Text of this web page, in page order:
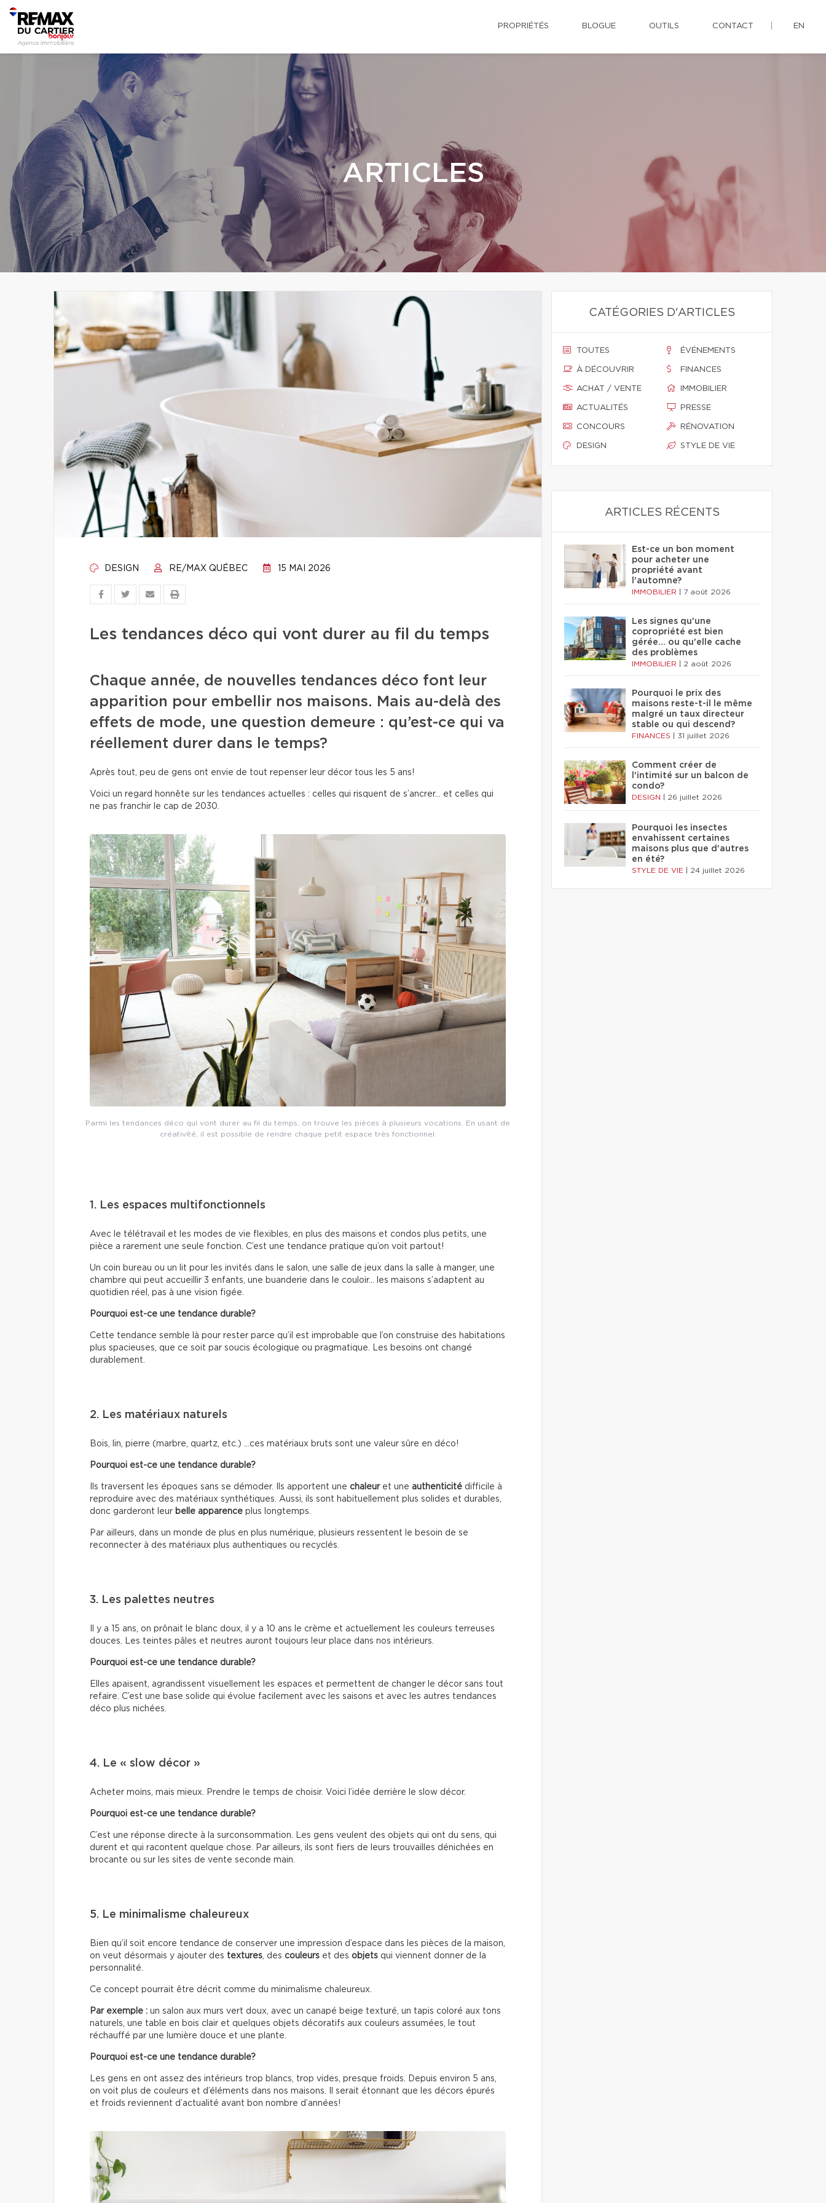
PROPRIÉTÉS BLOGUE OUTILS CONTACT EN
ARTICLES
DESIGN RE/MAX QUÉBEC 15 MAI 2026
Les tendances déco qui vont durer au fil du temps
Chaque année, de nouvelles tendances déco font leur
apparition pour embellir nos maisons. Mais au-delà des
effets de mode, une question demeure : qu’est-ce qui va
réellement durer dans le temps?
Après tout, peu de gens ont envie de tout repenser leur décor tous les 5 ans!
Voici un regard honnête sur les tendances actuelles : celles qui risquent de s’ancrer… et celles qui
ne pas franchir le cap de 2030.
Parmi les tendances déco qui vont durer au fil du temps, on trouve les pièces à plusieurs vocations. En usant de
créativité, il est possible de rendre chaque petit espace très fonctionnel.
1. Les espaces multifonctionnels
Avec le télétravail et les modes de vie flexibles, en plus des maisons et condos plus petits, une
pièce a rarement une seule fonction. C’est une tendance pratique qu’on voit partout!
Un coin bureau ou un lit pour les invités dans le salon, une salle de jeux dans la salle à manger, une
chambre qui peut accueillir 3 enfants, une buanderie dans le couloir… les maisons s’adaptent au
quotidien réel, pas à une vision figée.
Pourquoi est-ce une tendance durable?
Cette tendance semble là pour rester parce qu’il est improbable que l’on construise des habitations
plus spacieuses, que ce soit par soucis écologique ou pragmatique. Les besoins ont changé
durablement.
2. Les matériaux naturels
Bois, lin, pierre (marbre, quartz, etc.) …ces matériaux bruts sont une valeur sûre en déco!
Pourquoi est-ce une tendance durable?
Ils traversent les époques sans se démoder. Ils apportent une chaleuret une authenticité difficile à
reproduire avec des matériaux synthétiques. Aussi, ils sont habituellement plus solides et durables,
donc garderont leur belle apparence plus longtemps.
Par ailleurs, dans un monde de plus en plus numérique, plusieurs ressentent le besoin de se
reconnecter à des matériaux plus authentiques ou recyclés.
3. Les palettes neutres
Il y a 15 ans, on prônait le blanc doux, il y a 10 ans le crème et actuellement les couleurs terreuses
douces. Les teintes pâles et neutres auront toujours leur place dans nos intérieurs.
Pourquoi est-ce une tendance durable?
Elles apaisent, agrandissent visuellement les espaces et permettent de changer le décor sans tout
refaire. C’est une base solide qui évolue facilement avec les saisons et avec les autres tendances
déco plus nichées.
4. Le « slow décor »
Acheter moins, mais mieux. Prendre le temps de choisir. Voici l’idée derrière le slow décor.
Pourquoi est-ce une tendance durable?
C’est une réponse directe à la surconsommation. Les gens veulent des objets qui ont du sens, qui
durent et qui racontent quelque chose. Par ailleurs, ils sont fiers de leurs trouvailles dénichées en
brocante ou sur les sites de vente seconde main.
5. Le minimalisme chaleureux
Bien qu’il soit encore tendance de conserver une impression d’espace dans les pièces de la maison,
on veut désormais y ajouter des textures , des couleurs et des objets qui viennent donner de la
personnalité.
Ce concept pourrait être décrit comme du minimalisme chaleureux.
Par exemple : un salon aux murs vert doux, avec un canapé beige texturé, un tapis coloré aux tons
naturels, une table en bois clair et quelques objets décoratifs aux couleurs assumées, le tout
réchauffé par une lumière douce et une plante.
Pourquoi est-ce une tendance durable?
Les gens en ont assez des intérieurs trop blancs, trop vides, presque froids. Depuis environ 5 ans,
on voit plus de couleurs et d’éléments dans nos maisons. Il serait étonnant que les décors épurés
et froids reviennent d’actualité avant bon nombre d’années!
CATÉGORIES D'ARTICLES
TOUTES
À DÉCOUVRIR
ACHAT / VENTE
ACTUALITÉS
CONCOURS
DESIGN
ÉVÉNEMENTS
FINANCES
IMMOBILIER
PRESSE
RÉNOVATION
STYLE DE VIE
ARTICLES RÉCENTS
Est-ce un bon moment
pour acheter une
propriété avant
l'automne?
IMMOBILIER 7 août 2026
Les signes qu'une
copropriété est bien
gérée… ou qu'elle cache
des problèmes
IMMOBILIER 2 août 2026
Pourquoi le prix des
maisons reste-t-il le même
malgré un taux directeur
stable ou qui descend?
FINANCES 31 juillet 2026
Comment créer de
l'intimité sur un balcon de
condo?
DESIGN 26 juillet 2026
Pourquoi les insectes
envahissent certaines
maisons plus que d'autres
en été?
STYLE DE VIE 24 juillet 2026